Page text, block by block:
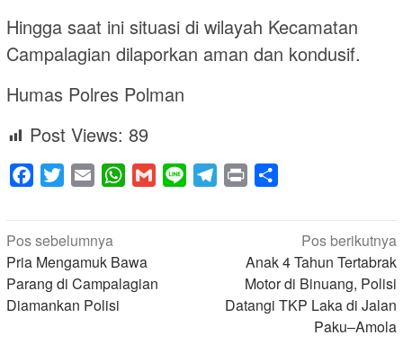
Hingga saat ini situasi di wilayah Kecamatan
Campalagian dilaporkan aman dan kondusif.
Humas Polres Polman
Post Views: 89
Facebook
Twitter Email WhatsApp
Gmail Line Telegram
Print
Navigasi
pos
Pos sebelumnya
Pria Mengamuk Bawa
Parang di Campalagian
Diamankan Polisi
Pos berikutnya
Anak 4 Tahun Tertabrak
Motor di Binuang, Polisi
Datangi TKP Laka di Jalan
Paku–Amola